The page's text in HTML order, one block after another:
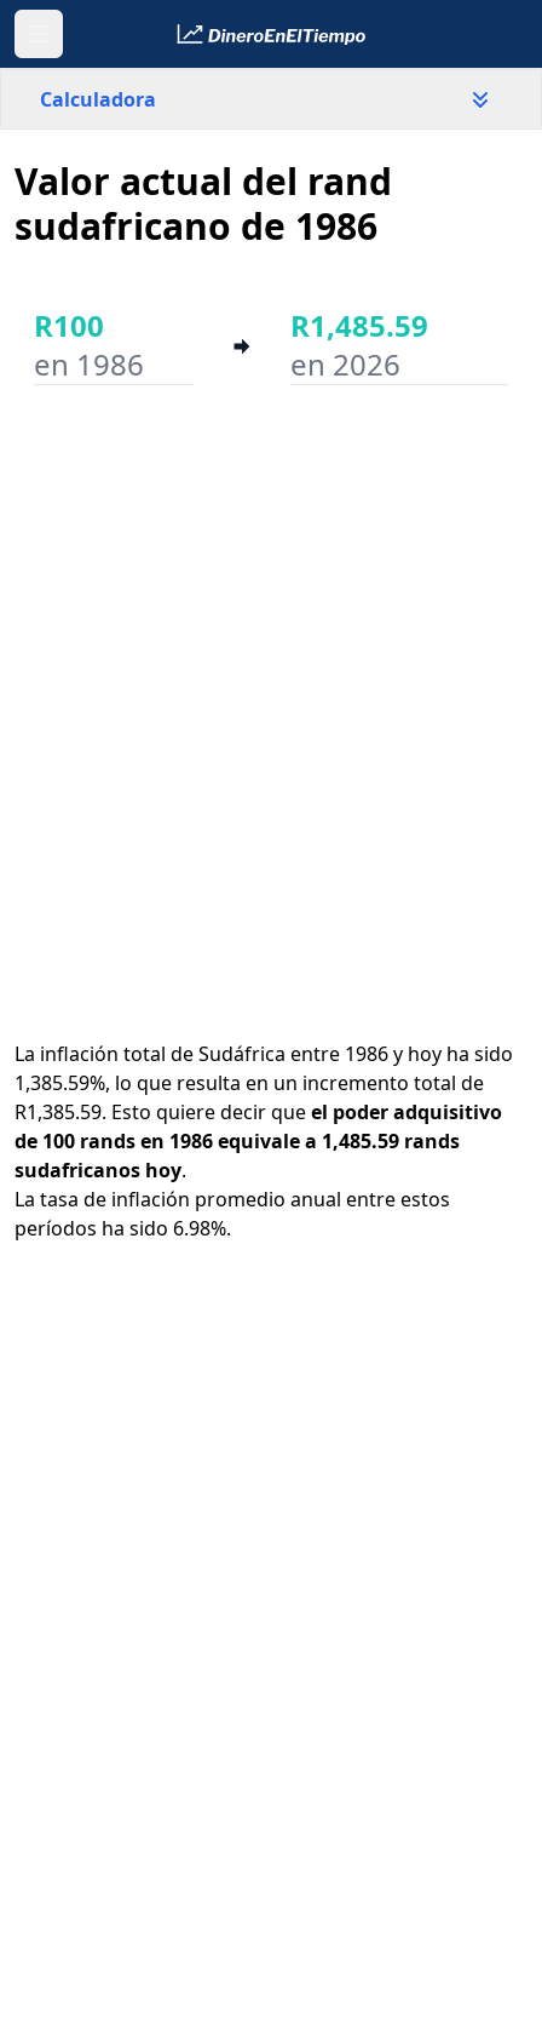
Calculadora
Sudáfrica
País
Año inicial
Valor actual del rand
sudafricano de 1986
R100
en 1986
R1,485.59
en 2026
La inflación total de Sudáfrica entre 1986 y hoy ha sido
1,385.59%, lo que resulta en un incremento total de
R1,385.59. Esto quiere decir queel poder adquisitivo
de 100 rands en 1986 equivale a 1,485.59 rands
sudafricanos hoy.
La tasa de inflación promedio anual entre estos
períodos ha sido 6.98%.